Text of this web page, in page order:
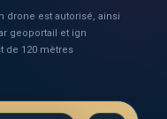
drone est autorisé, ainsi
geoportail et ign
de 120 mètres